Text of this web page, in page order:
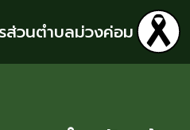
ส่วนตำบลม่วงค่อม